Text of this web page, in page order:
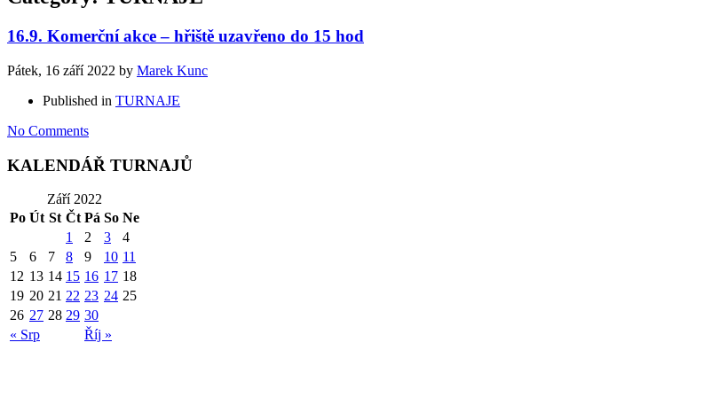
16.9. Komerční akce – hřiště uzavřeno do 15 hod
Pátek, 16 září 2022 by Marek Kunc
Published in TURNAJE
No Comments
KALENDÁŘ TURNAJŮ
Září 2022
Po Út St Čt Pá So Ne
« Srp Říj »
1 2 3
4
5
6 7 8 9 10 11
12 13 14 15 16 17 18
19 20 21 22 23 24 25
26 27 28 29 30